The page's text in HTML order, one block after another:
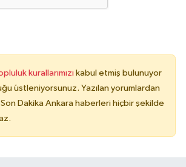
kurallarımızı kabul etmiş bulunuyor
üstleniyorsunuz. Yazılan yorumlardan
Dakika Ankara haberleri hiçbir şekilde